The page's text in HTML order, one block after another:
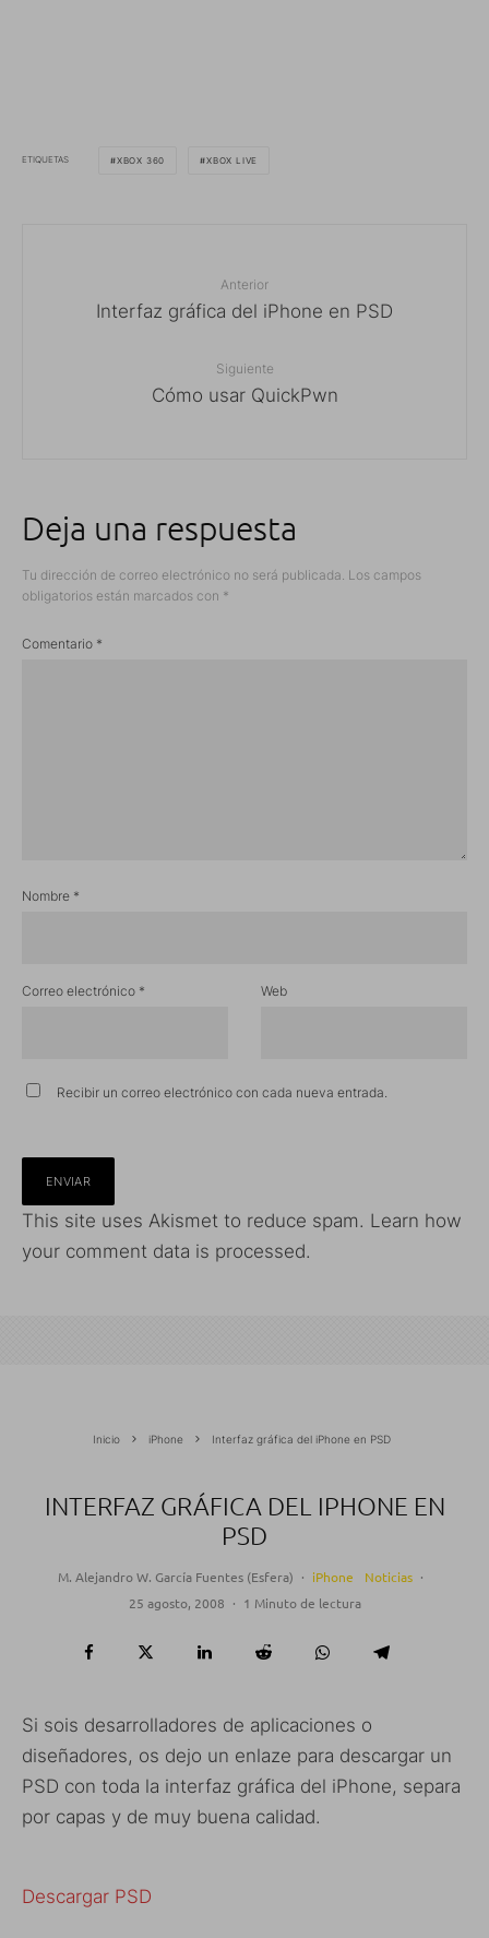
ETIQUETAS XBOX 360 XBOX LIVE
Anterior
Interfaz gráfica del iPhone en PSD
Siguiente
Cómo usar QuickPwn
Deja una respuesta
Tu dirección de correo electrónico no será publicada. Los campos
obligatorios están marcados con *
Comentario *
Nombre *
Correo electrónico * Web
Recibir un correo electrónico con cada nueva entrada.
This site uses Akismet to reduce spam. Learn how
your comment data is processed.
Inicio iPhone Interfaz gráfica del iPhone en PSD
INTERFAZ GRÁFICA DEL IPHONE EN
PSD
M. Alejandro W. García Fuentes (Esfera) · iPhone Noticias ·
25 agosto, 2008 · 1 Minuto de lectura
Si sois desarrolladores de aplicaciones o
diseñadores, os dejo un enlaze para descargar un
PSD con toda la interfaz gráfica del iPhone, separa
por capas y de muy buena calidad.
Descargar PSD